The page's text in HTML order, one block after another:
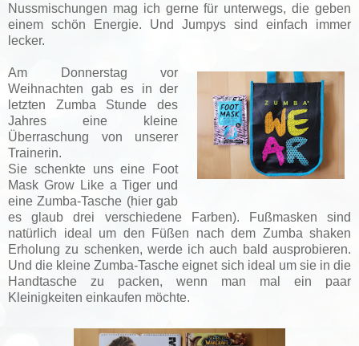
Nussmischungen mag ich gerne für unterwegs, die geben
einem schön Energie. Und Jumpys sind einfach immer
lecker.
Am Donnerstag vor
Weihnachten gab es in der
letzten Zumba Stunde des
Jahres eine kleine
Überraschung von unserer
Trainerin.
Sie schenkte uns eine Foot
Mask Grow Like a Tiger und
eine Zumba-Tasche (hier gab
es glaub drei verschiedene Farben). Fußmasken sind
natürlich ideal um den Füßen nach dem Zumba shaken
Erholung zu schenken, werde ich auch bald ausprobieren.
Und die kleine Zumba-Tasche eignet sich ideal um sie in die
Handtasche zu packen, wenn man mal ein paar
Kleinigkeiten einkaufen möchte.